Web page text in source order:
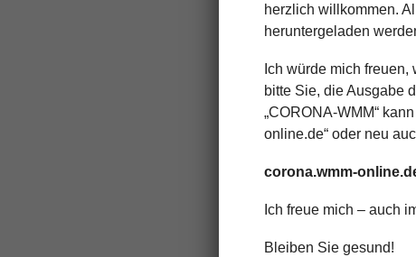
herzlich willkommen.
heruntergeladen
Ich würde mich
bitte Sie, die Ausgabe
„CORONA-WMM“
online.de“ oder neu
corona.wmm-
Ich freue mich – auch
Bleiben Sie gesund!